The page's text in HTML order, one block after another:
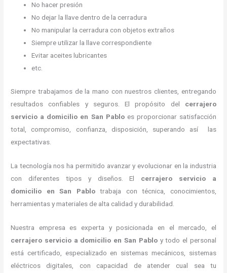
No hacer presión
No dejar la llave dentro de la cerradura
No manipular la cerradura con objetos extraños
Siempre utilizar la llave correspondiente
Evitar aceites lubricantes
etc.
Siempre trabajamos de la mano con nuestros clientes, entregando
resultados confiables y seguros. El propósito del cerrajero
servicio a domicilio en San Pabloes proporcionar satisfacción
total, compromiso, confianza, disposición, superando así las
expectativas.
La tecnología nos ha permitido avanzar y evolucionar en la industria
con diferentes tipos y diseños. El cerrajero servicio a
domicilio en San Pablotrabaja con técnica, conocimientos,
herramientas y materiales de alta calidad y durabilidad.
Nuestra empresa es experta y posicionada en el mercado, el
cerrajero servicio a domicilio en San Pabloy todo el personal
está certificado, especializado en sistemas mecánicos, sistemas
eléctricos digitales, con capacidad de atender cual sea tu